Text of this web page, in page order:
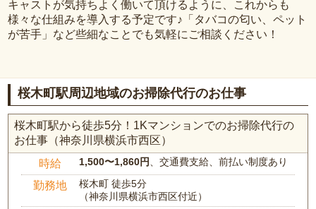
キャストが気持ちよく働いて頂けるように、これからも
様々な仕組みを導入する予定です♪「タバコの匂い、ペット
が苦手」など些細なことでも気軽にご相談ください！
桜木町駅周辺地域のお掃除代行のお仕事
桜木町駅から徒歩5分！1Kマンションでのお掃除代行の
お仕事（神奈川県横浜市西区）
時給 1,500〜1,860円、交通費支給、前払い制度あり
勤務地
桜木町 徒歩5分
（神奈川県横浜市西区付近）